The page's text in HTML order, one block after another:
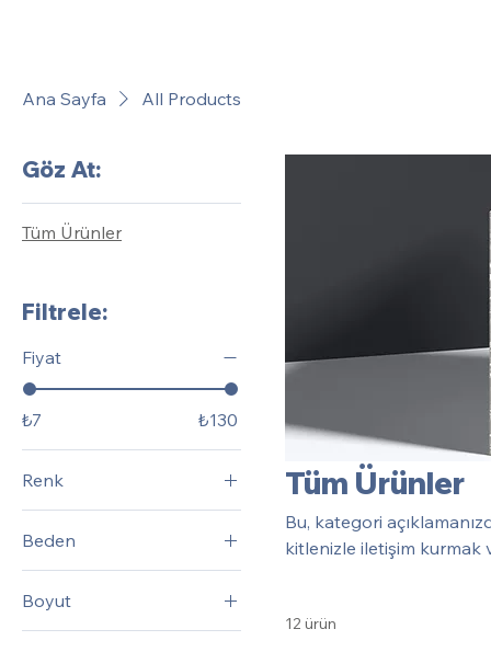
Ana Sayfa All Products
Göz At:
Tüm Ürünler
Filtrele:
Fiyat
₺7 ₺130
Renk
Beden
Large
Boyut
Tüm Ürünler
Bu, kategori
kitlenizle iletişim kurmak
12 ürün